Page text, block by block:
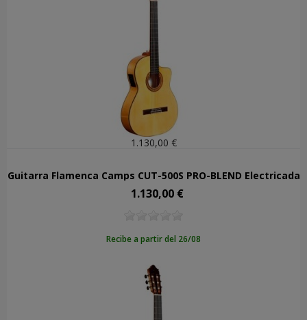
1.130,00 €
Guitarra Flamenca Camps CUT-500S PRO-BLEND Electrificada
Precio
1.130,00 €
Recibe a partir del 26/08